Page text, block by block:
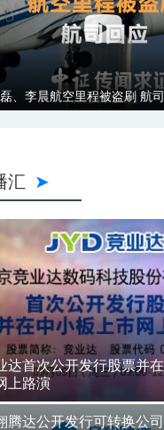
、李晨航空里程被盗刷 航
汇
达首次公开发行股票并
上路演
腾达公开发行可转换公